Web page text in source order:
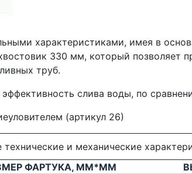
характеристиками, имея в
330 мм, который позволяет
труб.
слива воды, по
(артикул 26)
технические и механические
ФАРТУКА, ММ*ММ